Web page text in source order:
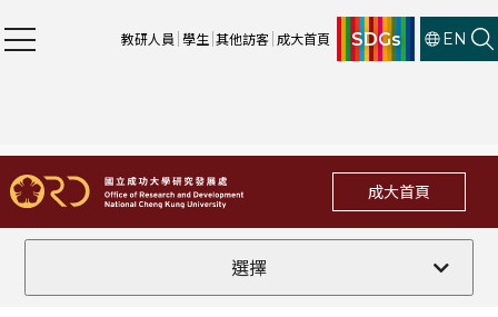
教研人員 學生 其他訪客 成大首頁 SDGs EN
成大首頁
選擇
全部